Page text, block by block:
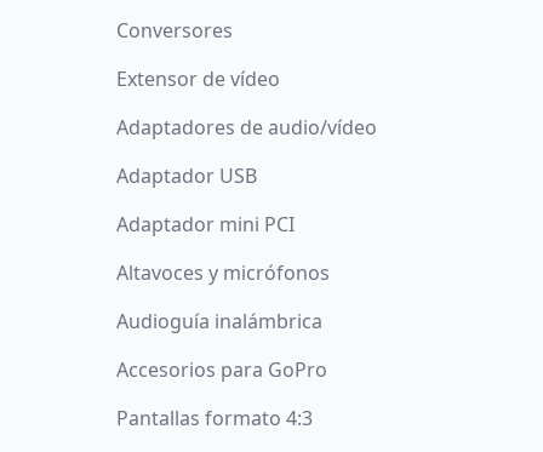
Conversores
Extensor de vídeo
Adaptadores de audio/vídeo
Adaptador USB
Adaptador mini PCI
Altavoces y micrófonos
Audioguía inalámbrica
Accesorios para GoPro
Pantallas formato 4:3